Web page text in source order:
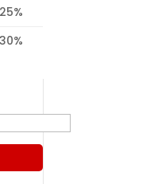
25%
30%